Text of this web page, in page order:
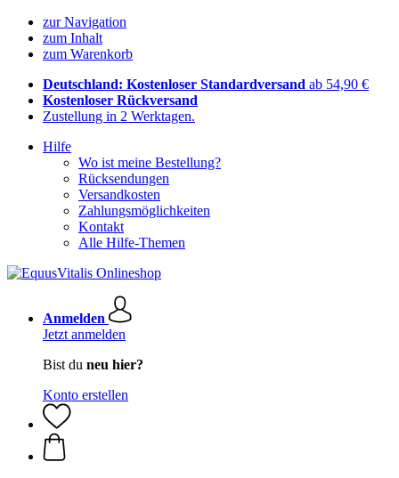
zur Navigation
zum Inhalt
zum Warenkorb
Deutschland: Kostenloser Standardversand ab 54,90 €
Kostenloser Rückversand
Zustellung in 2 Werktagen.
Hilfe
Wo ist meine Bestellung?
Rücksendungen
Versandkosten
Zahlungsmöglichkeiten
Kontakt
Alle Hilfe-Themen
Anmelden
Jetzt anmelden
Bist du neu hier?
Konto erstellen